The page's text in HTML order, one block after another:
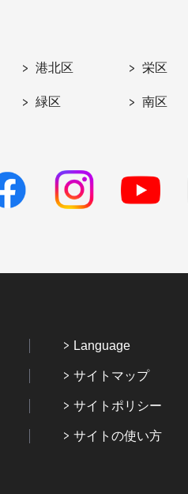
港北区 栄区
緑区 南区
Language
サイトマップ
サイトポリシー
サイトの使い方